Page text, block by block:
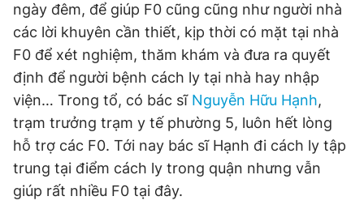
ngày đêm, để giúp F0 cũng cũng như người nhà
các lời khuyên cần thiết, kịp thời có mặt tại nhà
F0 để xét nghiệm, thăm khám và đưa ra quyết
định để người bệnh cách ly tại nhà hay nhập
viện… Trong tổ, có bác sĩ Nguyễn Hữu Hạnh,
trạm trưởng trạm y tế phường 5, luôn hết lòng
hỗ trợ các F0. Tới nay bác sĩ Hạnh đi cách ly tập
trung tại điểm cách ly trong quận nhưng vẫn
giúp rất nhiều F0 tại đây.